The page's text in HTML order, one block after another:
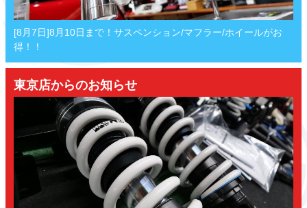
[8月7日]8月10日まで！サスペンション/マフラー/ホイールがお
得！！
東京店からのお知らせ